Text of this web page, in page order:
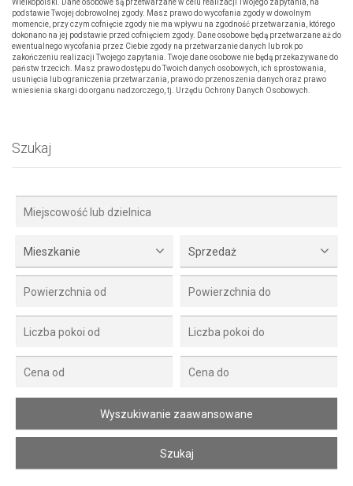
Wielkopolski. Dane osobowe są przetwarzane w celu realizacji Twojego zapytania, na
podstawie Twojej dobrowolnej zgody. Masz prawo do wycofania zgody w dowolnym
momencie, przy czym cofnięcie zgody nie ma wpływu na zgodność przetwarzania, którego
dokonano na jej podstawie przed cofnięciem zgody. Dane osobowe będą przetwarzane aż do
ewentualnego wycofania przez Ciebie zgody na przetwarzanie danych lub rok po
zakończeniu realizacji Twojego zapytania. Twoje dane osobowe nie będą przekazywane do
państw trzecich. Masz prawo dostępu do Twoich danych osobowych, ich sprostowania,
usunięcia lub ograniczenia przetwarzania, prawo do przenoszenia danych oraz prawo
wniesienia skargi do organu nadzorczego, tj. Urzędu Ochrony Danych Osobowych.
Szukaj
Mieszkanie Sprzedaż